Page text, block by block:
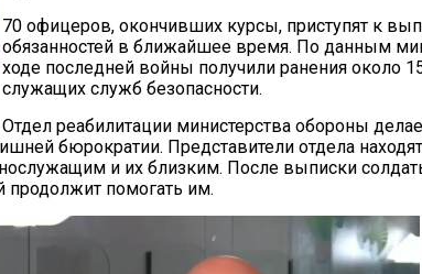
70 офицеров, окончивших курсы, приступят к
обязанностей в ближайшее время. По данным
ходе последней войны получили ранения около
служащих служб безопасности.
Отдел реабилитации министерства обороны
бюрократии. Представители отдела
и их близким. После выписки
продолжит помогать им.